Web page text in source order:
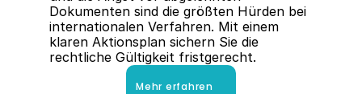
Dokumenten sind die größten Hürden bei
internationalen Verfahren. Mit einem
klaren Aktionsplan sichern Sie die
rechtliche Gültigkeit fristgerecht.
Mehr erfahren